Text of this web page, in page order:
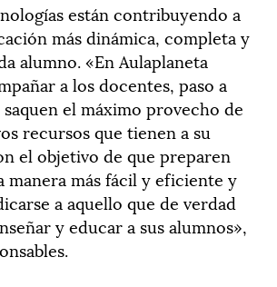
están contribuyendo a
más dinámica, completa y
alumno. «En Aulaplaneta
a los docentes, paso a
saquen el máximo provecho de
recursos que tienen a su
el objetivo de que preparen
manera más fácil y eficiente y
a aquello que de verdad
y educar a sus alumnos»,